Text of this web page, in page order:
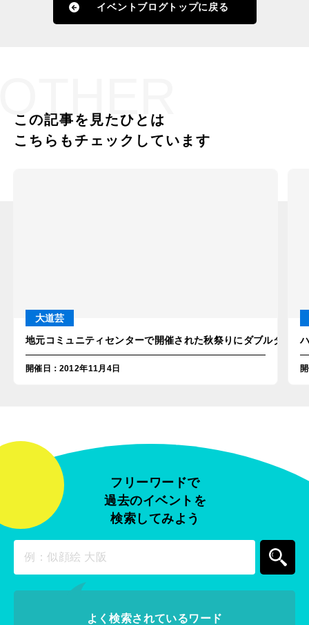
イベントブログトップに戻る
この記事を見たひとは
こちらもチェックしています
大道芸
地元コミュニティセンターで開催された秋祭りにダブルダッ
開催日 ：2012年11月4日
フリーワードで
過去のイベントを
検索してみよう
よく検索されているワード